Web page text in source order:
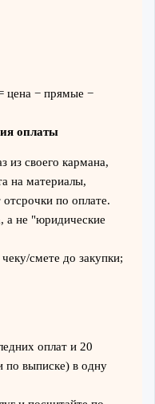
цена − прямые −
оплаты
из своего кармана,
на материалы,
по оплате.
а не "юридические
сметe до закупки;
оплат и 20
по выписке) в одну